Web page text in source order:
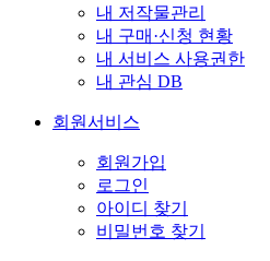
내 저작물관리
내 구매·신청 현황
내 서비스 사용권한
내 관심 DB
회원서비스
회원가입
로그인
아이디 찾기
비밀번호 찾기